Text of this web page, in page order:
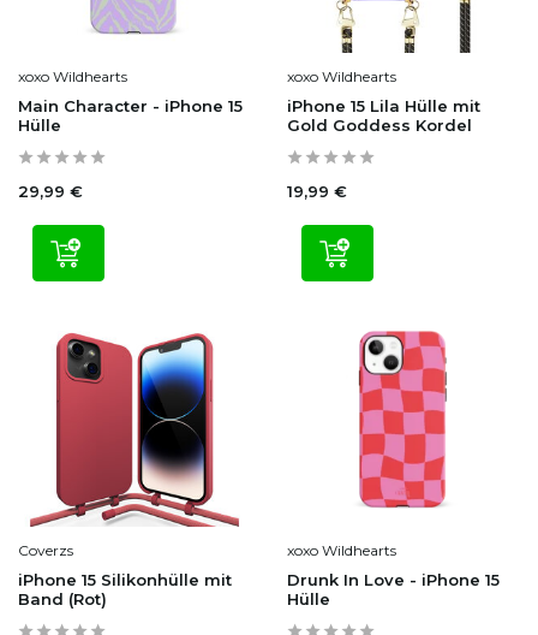
xoxo Wildhearts
Main Character - iPhone 15
Hülle
29,99 €
xoxo Wildhearts
iPhone 15 Lila Hülle mit
Gold Goddess Kordel
19,99 €
Coverzs
iPhone 15 Silikonhülle mit
Band (Rot)
xoxo Wildhearts
Drunk In Love - iPhone 15
Hülle